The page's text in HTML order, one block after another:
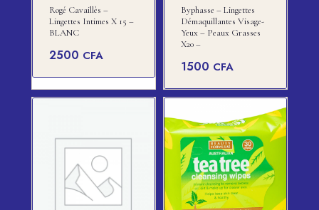
Rogé Cavaillès –
Lingettes Intimes X 15 –
BLANC
2500 CFA
Byphasse – Lingettes
Démaquillantes Visage-
Yeux – Peaux Grasses
X20 –
1500 CFA